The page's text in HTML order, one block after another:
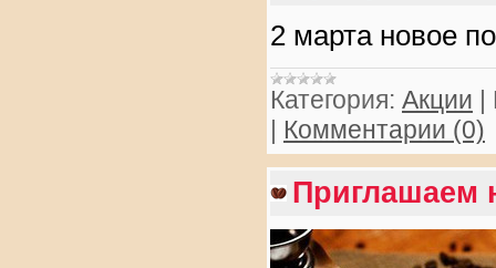
2 марта новое
Категория: Акции |
| Комментарии (0)
Приглашаем